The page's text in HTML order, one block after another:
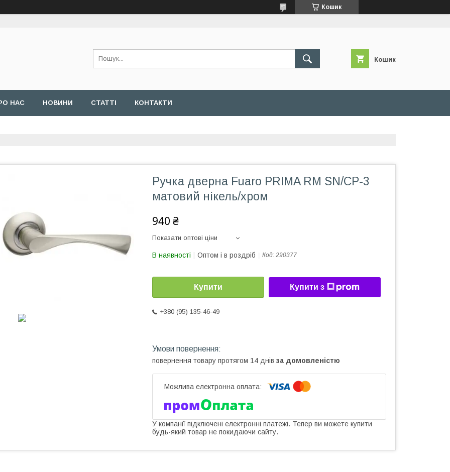
Кошик
Кошик
НАС НОВИНИ СТАТТІ КОНТАКТИ
Ручка дверна Fuaro PRIMA RM SN/CP-3
матовий нікель/хром
940 ₴
Показати оптові ціни
В наявності Оптом і в роздріб Код: 290377
Купити Купити з
+380 (95) 135-46-49
повернення товару протягом 14 днів за домовленістю
У компанії підключені електронні платежі. Тепер ви можете купити
будь-який товар не покидаючи сайту.